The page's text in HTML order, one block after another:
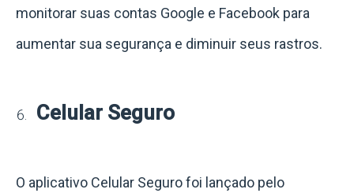
monitorar suas contas Google e Facebook para
aumentar sua segurança e diminuir seus rastros.
Celular Seguro
O aplicativo Celular Seguro foi lançado pelo